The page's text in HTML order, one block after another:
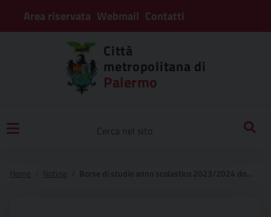
Area riservata Webmail Contatti
Città
metropolitana di
Palermo